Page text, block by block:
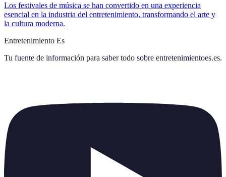
Los festivales de música se han convertido en una experiencia
esencial en la industria del entretenimiento, transformando el arte y
la cultura moderna.
Entretenimiento Es
Tu fuente de información para saber todo sobre entretenimientoes.es.